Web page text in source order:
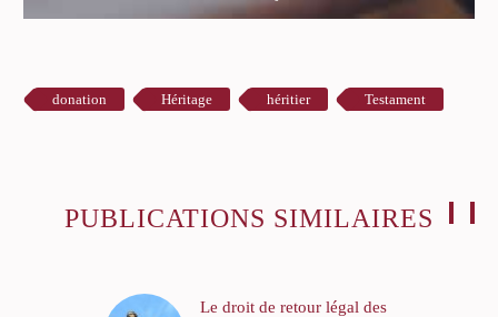
donation Héritage héritier Testament
PUBLICATIONS SIMILAIRES
Le droit de retour légal des